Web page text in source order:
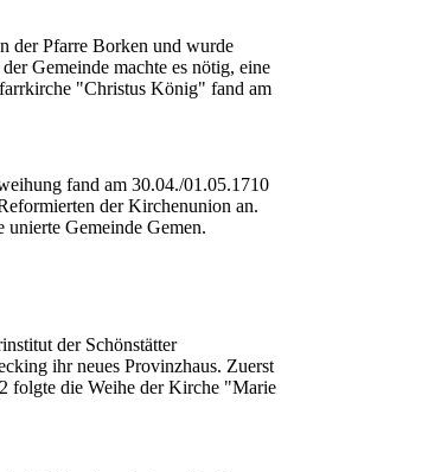
der Pfarre Borken und wurde
Gemeinde machte es nötig, eine
"Christus König" fand am
fand am 30.04./01.05.1710
der Kirchenunion an.
Gemeinde Gemen.
der Schönstätter
ihr neues Provinzhaus. Zuerst
folgte die Weihe der Kirche "Marie